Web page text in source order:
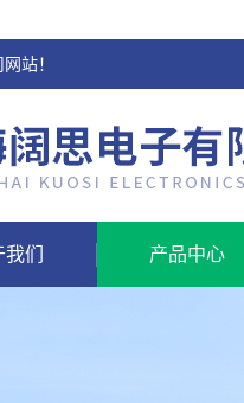
站！
们 产品中心